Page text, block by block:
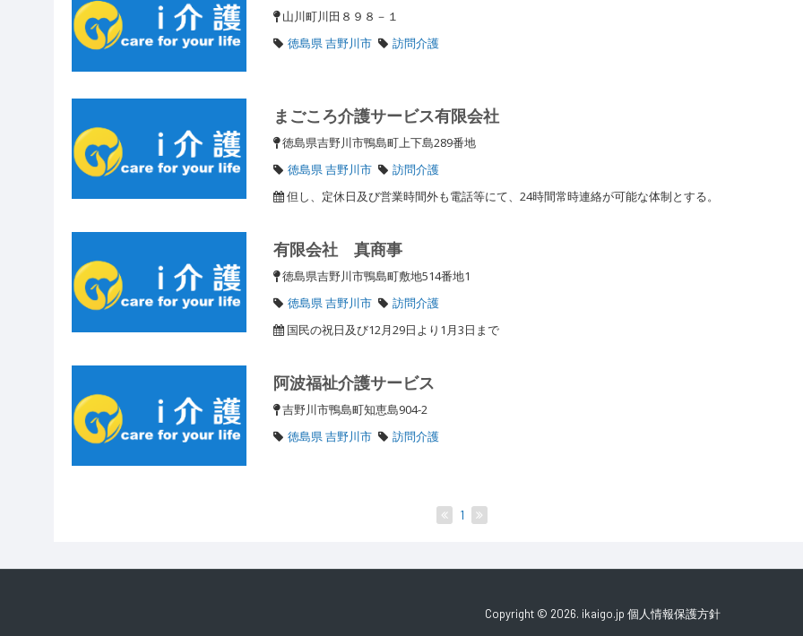
山川町川田８９８－１
徳島県 吉野川市
訪問介護
まごころ介護サービス有限会社
徳島県吉野川市鴨島町上下島289番地
徳島県 吉野川市
訪問介護
但し、定休日及び営業時間外も電話等にて、24時間常時連絡が可能な体制とする。
有限会社 真商事
徳島県吉野川市鴨島町敷地514番地1
徳島県 吉野川市
訪問介護
国民の祝日及び12月29日より1月3日まで
阿波福祉介護サービス
吉野川市鴨島町知恵島904-2
徳島県 吉野川市
訪問介護
1
Copyright © 2026. ikaigo.jp 個人情報保護方針